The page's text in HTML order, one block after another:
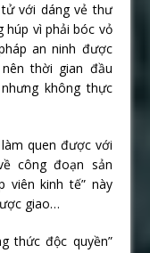
với dáng vẻ thư
húp vì phải bóc vỏ
an ninh được
thời gian đầu
không thực
quen được với
công đoạn sản
viên kinh tế” này
giao…
thức độc quyền”